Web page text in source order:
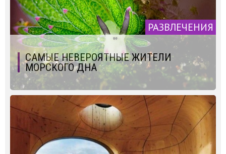
РАЗВЛЕЧЕНИЯ
САМЫЕ НЕВЕРОЯТНЫЕ ЖИТЕЛИ
МОРСКОГО ДНА